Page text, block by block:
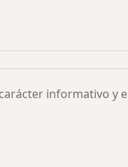
informativo y